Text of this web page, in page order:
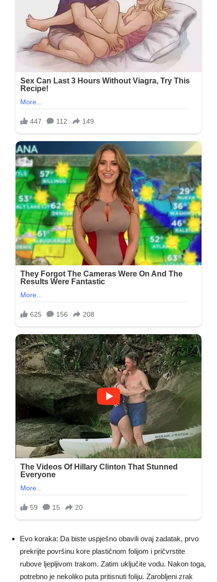
Evo koraka: Da biste uspješno obavili ovaj zadatak, prvo
prekrijte površinu kore plastičnom folijom i pričvrstite
rubove ljepljivom trakom. Zatim uključite vodu. Nakon toga,
potrebno je nekoliko puta pritisnuti foliju. Zarobljeni zrak